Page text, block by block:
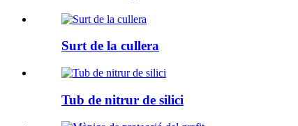
Surt de la cullera
Tub de nitrur de silici